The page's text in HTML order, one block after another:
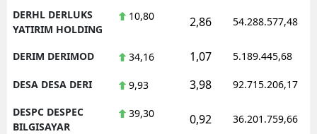
DERHL DERLUKS
YATIRIM HOLDING
10,80 2,86 54.288.577,48
DERIM DERIMOD 34,16 1,07 5.189.445,68
DESA DESA DERI 9,93 3,98 92.715.206,17
DESPC DESPEC
BILGISAYAR
39,30 0,92 36.201.759,66